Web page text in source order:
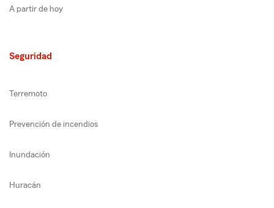
A partir de hoy
Seguridad
Terremoto
Prevención de incendios
Inundación
Huracán